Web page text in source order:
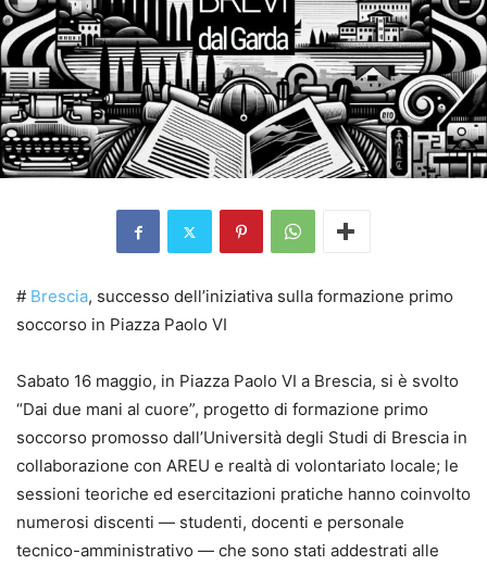
# Brescia, successo dell’iniziativa sulla formazione primo
soccorso in Piazza Paolo VI
Sabato 16 maggio, in Piazza Paolo VI a Brescia, si è svolto
“Dai due mani al cuore”, progetto di formazione primo
soccorso promosso dall’Università degli Studi di Brescia in
collaborazione con AREU e realtà di volontariato locale; le
sessioni teoriche ed esercitazioni pratiche hanno coinvolto
numerosi discenti — studenti, docenti e personale
tecnico-amministrativo — che sono stati addestrati alle